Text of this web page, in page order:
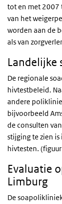
tot en met 2007
van het
worden aan de
als van
Landelijke
De regionale
hivtestbeleid.
andere
bijvoorbeeld
de consulten
stijging te zien
hivtesten.
Evaluatie
Limburg
De